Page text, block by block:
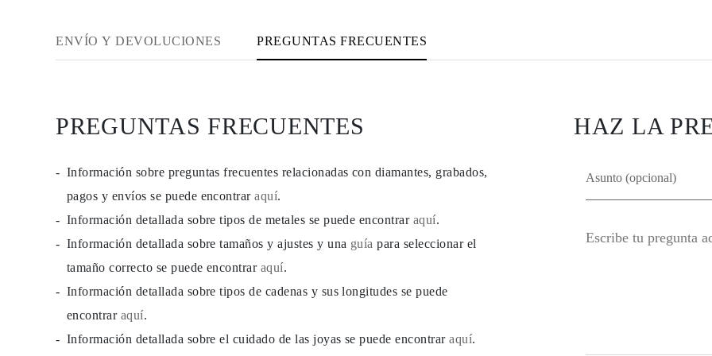
Pendientes Colgantes
Joyería De Plata
REGALOS
Anillos de Regalo
Collares de Regalo
Pendientes de Regalo
Pulseras de Regalo
Charms
Comprar todo
EXPLORA
EDUCACIÓN
Guía de Diamantes
Convertidor de Tamaño de Diamantes
Certificación
ENVÍO Y DEVOLUCIONES PREGUNTAS FRECUENTES
PREGUNTAS FRECUENTES
Información sobre preguntas frecuentes relacionadas con diamantes, grabados,
pagos y envíos se puede encontraraquí.
Información detallada sobre tipos de metales se puede encontrar aquí.
Información detallada sobre tamaños y ajustes y una guía para seleccionar el
tamaño correcto se puede encontrar aquí.
Información detallada sobre tipos de cadenas y sus longitudes se puede
encontrar aquí.
Información detallada sobre el cuidado de las joyas se puede encontraraquí.
HAZ LA